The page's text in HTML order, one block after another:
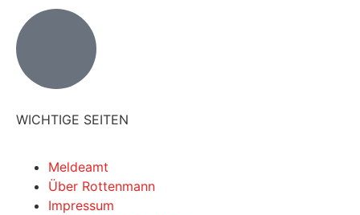
WICHTIGE SEITEN
Meldeamt
Über Rottenmann
Impressum